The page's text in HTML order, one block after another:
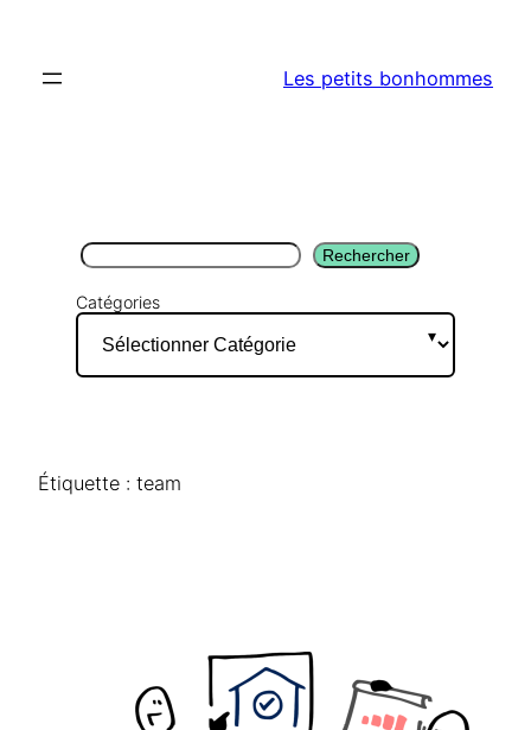
contenu
Les petits bonhommes
Rechercher Rechercher
Catégories
Étiquette : team